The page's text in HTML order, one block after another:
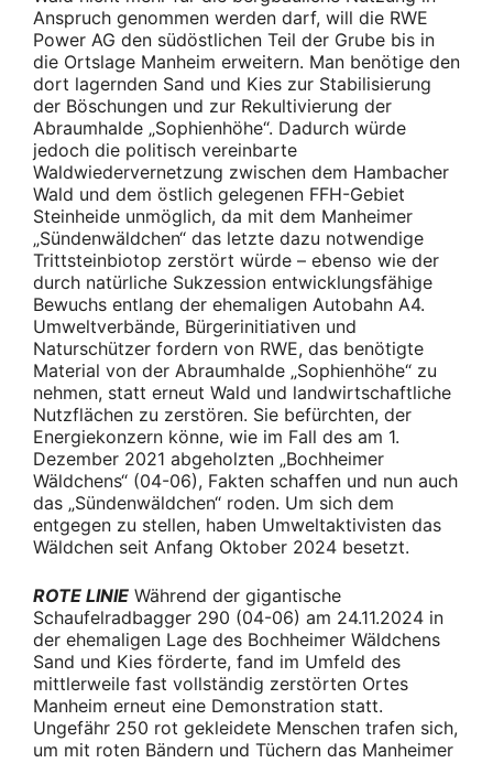
Anspruch genommen werden darf, will die RWE
Power AG den südöstlichen Teil der Grube bis in
die Ortslage Manheim erweitern. Man benötige den
dort lagernden Sand und Kies zur Stabilisierung
der Böschungen und zur Rekultivierung der
Abraumhalde „Sophienhöhe“. Dadurch würde
jedoch die politisch vereinbarte
Waldwiedervernetzung zwischen dem Hambacher
Wald und dem östlich gelegenen FFH-Gebiet
Steinheide unmöglich, da mit dem Manheimer
„Sündenwäldchen“ das letzte dazu notwendige
Trittsteinbiotop zerstört würde – ebenso wie der
durch natürliche Sukzession entwicklungsfähige
Bewuchs entlang der ehemaligen Autobahn A4.
Umweltverbände, Bürgerinitiativen und
Naturschützer fordern von RWE, das benötigte
Material von der Abraumhalde „Sophienhöhe“ zu
nehmen, statt erneut Wald und landwirtschaftliche
Nutzflächen zu zerstören. Sie befürchten, der
Energiekonzern könne, wie im Fall des am 1.
Dezember 2021 abgeholzten „Bochheimer
Wäldchens“ (04-06), Fakten schaffen und nun auch
das „Sündenwäldchen“ roden. Um sich dem
entgegen zu stellen, haben Umweltaktivisten das
Wäldchen seit Anfang Oktober 2024 besetzt.
ROTE LINIE Während der gigantische
Schaufelradbagger 290 (04-06) am 24.11.2024 in
der ehemaligen Lage des Bochheimer Wäldchens
Sand und Kies förderte, fand im Umfeld des
mittlerweile fast vollständig zerstörten Ortes
Manheim erneut eine Demonstration statt.
Ungefähr 250 rot gekleidete Menschen trafen sich,
um mit roten Bändern und Tüchern das Manheimer